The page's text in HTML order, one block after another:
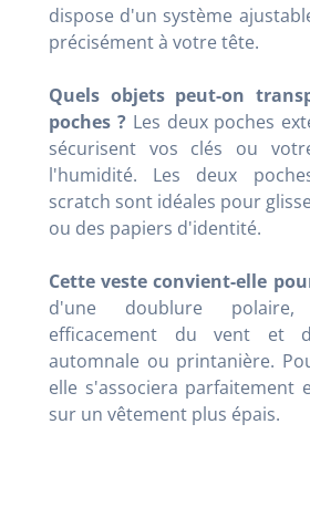
dispose d'un système
précisément à votre tête.
Quels objets peut-on
poches ?Les deux poches
sécurisent vos clés ou
l'humidité. Les deux
scratch sont idéales pour
ou des papiers d'identité.
Cette veste convient-elle
d'une doublure
efficacement du vent et
automnale ou printanière.
elle s'associera parfaitement
sur un vêtement plus épais.